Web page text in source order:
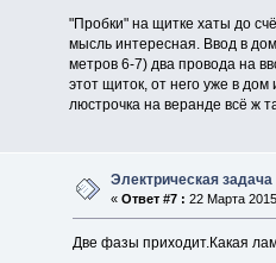
"Пробки" на щитке хаты до
мысль интересная. Ввод в
метров 6-7) два провода на
этот щиток, от него уже в
люстрочка на веранде всё ж
Электрическая задача
«Ответ #7 : 22 Марта
Две фазы приходит.Какая